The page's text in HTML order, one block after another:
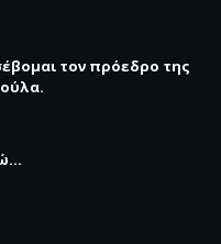
τον πρόεδρο της